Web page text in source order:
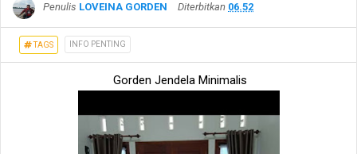
Penulis LOVEINA GORDEN Diterbitkan 06.52
TAGS INFO PENTING
Gorden Jendela Minimalis